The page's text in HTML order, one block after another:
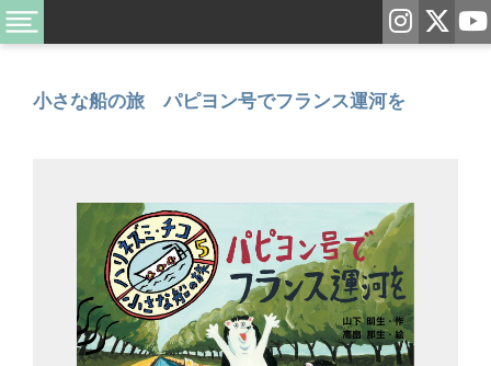
小さな船の旅 パピヨン号でフランス運河を